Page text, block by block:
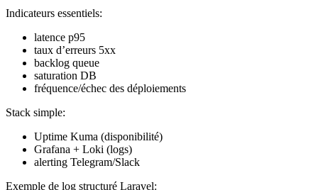
Indicateurs essentiels:
latence p95
taux d’erreurs 5xx
backlog queue
saturation DB
fréquence/échec des déploiements
Stack simple:
Uptime Kuma (disponibilité)
Grafana + Loki (logs)
alerting Telegram/Slack
Exemple de log structuré Laravel: